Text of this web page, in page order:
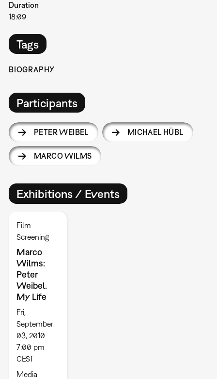
Duration
18:09
Tags
BIOGRAPHY
Participants
PETER WEIBEL MICHAEL HÜBL
MARCO WILMS
Exhibitions / Events
Film
Screening
Marco
Wilms:
Peter
Weibel.
My Life
Fri,
September
03, 2010
7:00 pm
CEST
Media